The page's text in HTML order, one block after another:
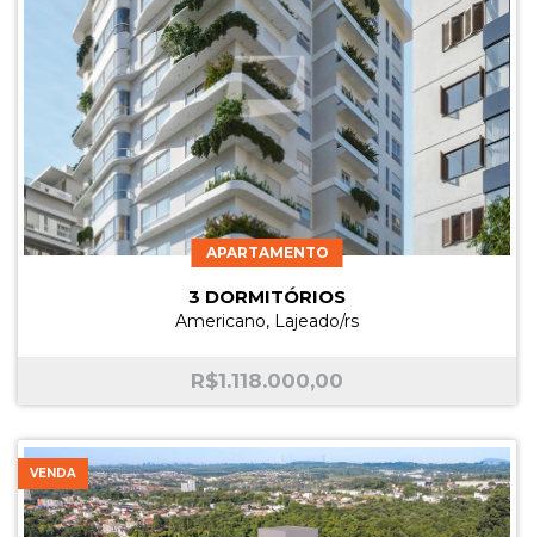
APARTAMENTO
3 DORMITÓRIOS
Americano, Lajeado/rs
R$1.118.000,00
VENDA